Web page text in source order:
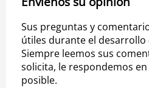
Sus preguntas y
útiles durante el desarrollo
Siempre leemos sus
solicita, le respondemos
posible.